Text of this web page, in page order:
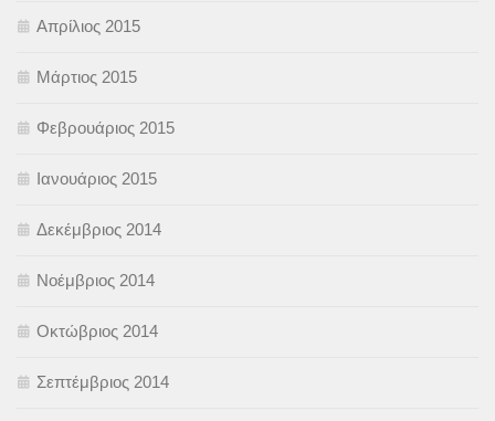
Απρίλιος 2015
Μάρτιος 2015
Φεβρουάριος 2015
Ιανουάριος 2015
Δεκέμβριος 2014
Νοέμβριος 2014
Οκτώβριος 2014
Σεπτέμβριος 2014